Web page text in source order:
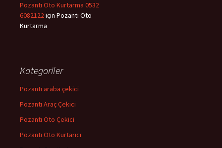
Pozantı Oto Kurtarma 0532
6082122için Pozantı Oto
Kurtarma
Kategoriler
Pozantı araba çekici
Pozantı Araç Çekici
Pozantı Oto Çekici
Pozantı Oto Kurtarıcı